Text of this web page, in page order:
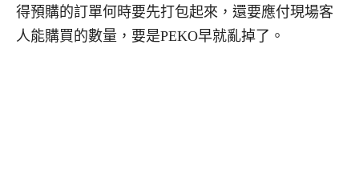
得預購的訂單何時要先打包起來，還要應付現場客
人能購買的數量，要是PEKO早就亂掉了。